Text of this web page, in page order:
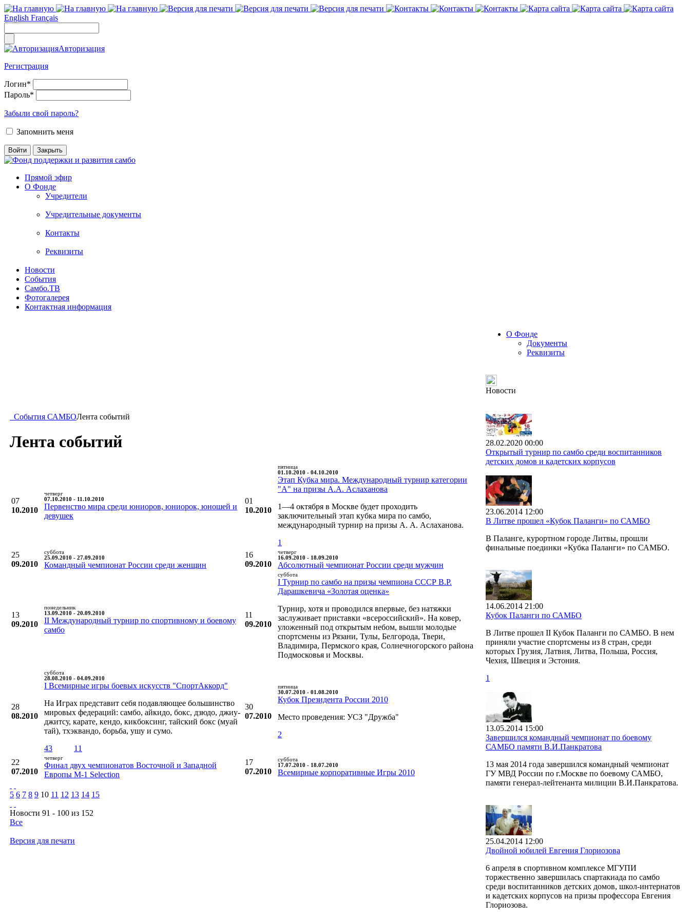
English Français
Авторизация
Регистрация
Логин*
Пароль*
Забыли свой пароль?
Запомнить меня
Прямой эфир
О Фонде
Учредители
Учредительные документы
Контакты
Реквизиты
Новости
События
Самбо.ТВ
Фотогалерея
Контактная информация
События САМБОЛента событий
Лента событий
07
10.2010
четверг
07.10.2010 - 11.10.2010
Первенство мира среди юниоров, юниорок, юношей и
девушек
01
10.2010
пятница
01.10.2010 - 04.10.2010
Этап Кубка мира. Международный турнир категории
"А" на призы А.А. Аслаханова
1—4 октября в Москве будет проходить
заключительный этап кубка мира по самбо,
международный турнир на призы А. А. Аслаханова.
1
25
09.2010
суббота
25.09.2010 - 27.09.2010
Командный чемпионат России среди женщин
16
09.2010
четверг
16.09.2010 - 18.09.2010
Абсолютный чемпионат России среди мужчин
13
09.2010
понедельник
13.09.2010 - 20.09.2010
II Международный турнир по спортивному и боевому
самбо
11
09.2010
суббота
I Турнир по самбо на призы чемпиона СССР В.Р.
Дарашкевича «Золотая оценка»
Турнир, хотя и проводился впервые, без натяжки
заслуживает приставки «всероссийский». На ковер,
уложенный под открытым небом, вышли молодые
спортсмены из Рязани, Тулы, Белгорода, Твери,
Владимира, Пермского края, Солнечногорского района
Подмосковья и Москвы.
28
08.2010
суббота
28.08.2010 - 04.09.2010
I Всемирные игры боевых искусств "СпортАккорд"
На Играх представит себя подавляющее большинство
мировых федераций: самбо, айкидо, бокс, дзюдо, джиу-
джитсу, карате, кендо, кикбоксинг, тайский бокс (муай
тай), тхэквандо, борьба, ушу и сумо.
43
11
30
07.2010
пятница
30.07.2010 - 01.08.2010
Кубок Президента России 2010
Место проведения: УСЗ "Дружба"
2
22
07.2010
четверг
Финал двух чемпионатов Восточной и Западной
Европы М-1 Selection
17
07.2010
суббота
17.07.2010 - 18.07.2010
Всемирные корпоративные Игры 2010
5 6 7 8 9 10 11 12 13 14 15
Новости 91 - 100 из 152
Все
Версия для печати
О Фонде
Документы
Реквизиты
Новости
28.02.2020 00:00
Открытый турнир по самбо среди воспитанников
детских домов и кадетских корпусов
23.06.2014 12:00
В Литве прошел «Кубок Паланги» по САМБО
В Паланге, курортном городе Литвы, прошли
финальные поединки «Кубка Паланги» по САМБО.
14.06.2014 21:00
Кубок Паланги по САМБО
В Литве прошел II Кубок Паланги по САМБО. В нем
приняли участие спортсмены из 8 стран, среди
которых Грузия, Латвия, Литва, Польша, Россия,
Чехия, Швеция и Эстония.
1
13.05.2014 15:00
Завершился командный чемпионат по боевому
САМБО памяти В.И.Панкратова
13 мая 2014 года завершился командный чемпионат
ГУ МВД России по г.Москве по боевому САМБО,
памяти генерал-лейтенанта милиции В.И.Панкратова.
25.04.2014 12:00
Двойной юбилей Евгения Глориозова
6 апреля в спортивном комплексе МГУПИ
торжественно завершилась спартакиада по самбо
среди воспитанников детских домов, школ-интернатов
и кадетских корпусов на призы профессора Евгения
Глориозова.